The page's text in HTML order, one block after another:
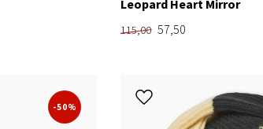
Leopard Heart Mirror
115,00 57,50
-50%